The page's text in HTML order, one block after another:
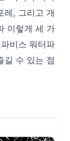
레, 그리고 개
이렇게 세 가
비스 워터파
길 수 있는 점